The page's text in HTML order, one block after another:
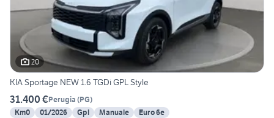
20
KIA Sportage NEW 1.6 TGDi GPL Style
31.400 €Perugia (PG)
Km0
01/2026 Gpl Manuale
Euro 6e